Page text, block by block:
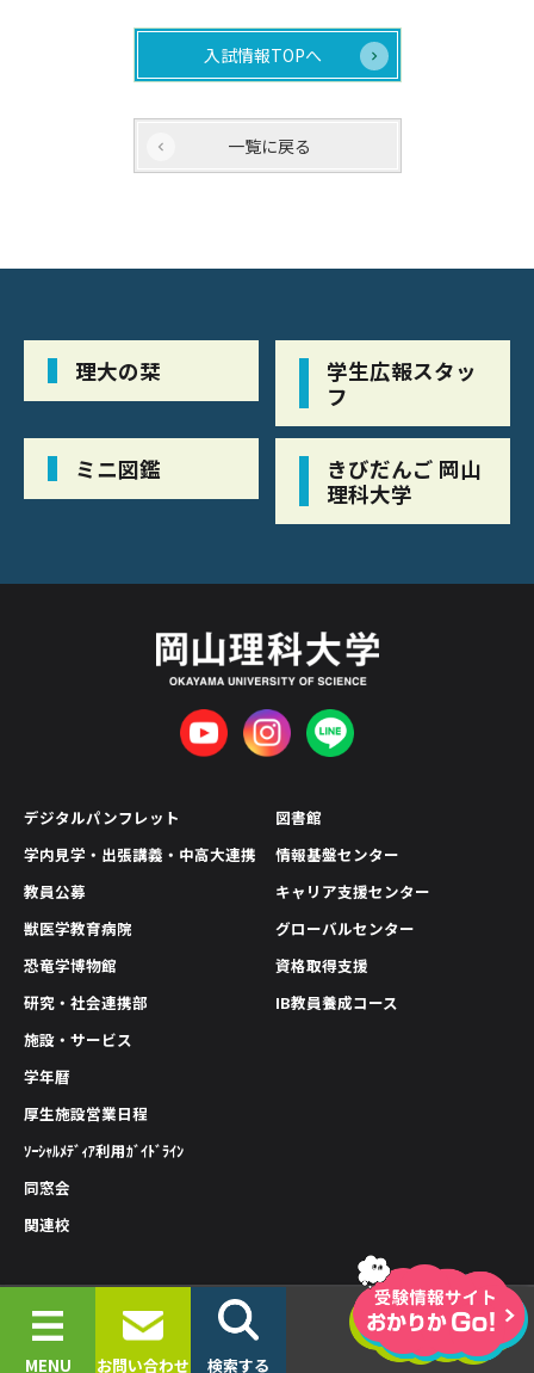
MENU お問い合わせ 検索する
入試情報TOPへ
一覧に戻る
理大の栞
学生広報スタッ
フ
ミニ図鑑
きびだんご 岡山
理科大学
デジタルパンフレット
学内見学・出張講義・中高大連携
教員公募
獣医学教育病院
恐竜学博物館
研究・社会連携部
図書館
情報基盤センター
キャリア支援センター
グローバルセンター
資格取得支援
IB教員養成コース
施設・サービス
学年暦
厚生施設営業日程
ｿｰｼｬﾙﾒﾃﾞｨｱ利用ｶﾞｲﾄﾞﾗｲﾝ
同窓会
関連校
情報公開
プライバシーポリシー
サイトポリシー